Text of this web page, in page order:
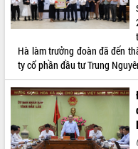
Hà làm trưởng đoàn đã đến
ty cổ phần đầu tư Trung